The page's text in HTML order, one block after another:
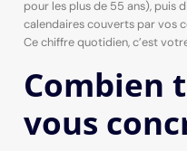
pour les plus de 55 ans), puis
calendaires couverts par vos
Ce chiffre quotidien, c’est
Combien
vous